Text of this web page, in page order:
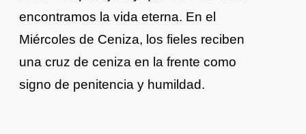
encontramos la vida eterna. En el
Miércoles de Ceniza, los fieles reciben
una cruz de ceniza en la frente como
signo de penitencia y humildad.